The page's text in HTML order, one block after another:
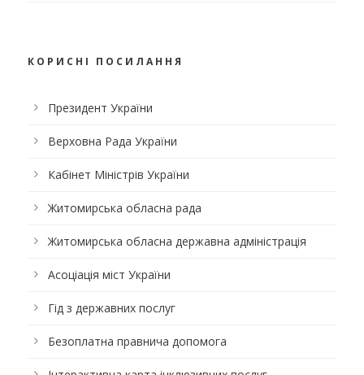
КОРИСНІ ПОСИЛАННЯ
Президент України
Верховна Рада України
Кабінет Міністрів України
Житомирська обласна рада
Житомирська обласна державна адміністрація
Асоціація міст України
Гід з державних послуг
Безоплатна правнича допомога